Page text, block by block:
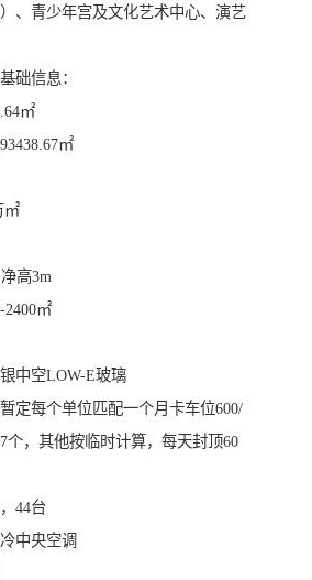
）、青少年宫及文化艺术中心、演艺
础信息：
㎡
㎡
㎡
高3m
2400㎡
中空LOW-E玻璃
定每个单位匹配一个月卡车位600/
个，其他按临时计算，每天封顶60
44台
中央空调